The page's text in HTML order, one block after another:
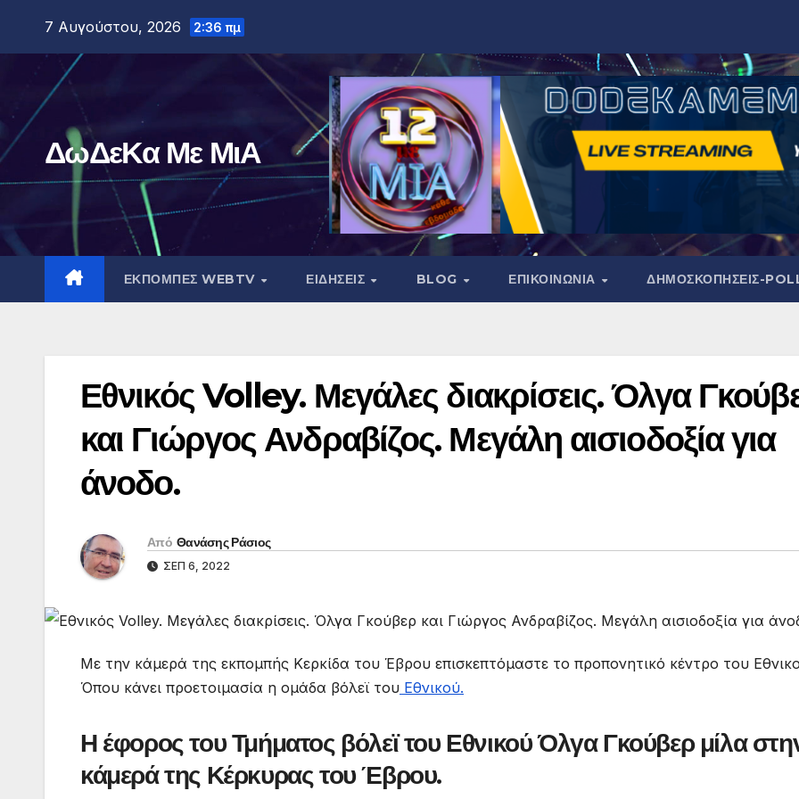
περιεχόμενο
7 Αυγούστου, 2026 2:36 πμ
ΔωΔεΚα Με ΜιΑ
ΕΚΠΟΜΠΕΣ WEBTV ΕΙΔΗΣΕΙΣ BLOG ΕΠΙΚΟΙΝΩΝΙΑ ΔΗΜΟΣΚΟΠΉΣΕΙΣ-
Εθνικός Volley. Μεγάλες διακρίσεις. Όλγα
και Γιώργος Ανδραβίζος. Μεγάλη αισιοδοξία για
άνοδο.
Από Θανάσης Ράσιος
ΣΕΠ 6, 2022
Με την κάμερά της εκπομπής Kερκίδα του Έβρου επισκεπτόμαστε το προπονητικό κέντρο του
Όπου κάνει προετοιμασία η ομάδα βόλεϊ του Εθνικού.
Η έφορος του Τμήματος βόλεϊ του Εθνικού Όλγα Γκούβερ μίλα
κάμερά της Κέρκυρας του Έβρου.